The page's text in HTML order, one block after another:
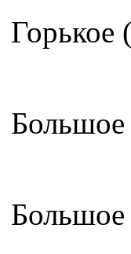
Горькое